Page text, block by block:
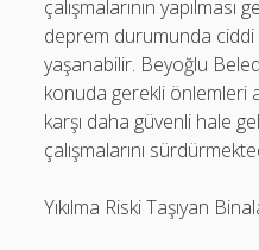
çalışmalarının
deprem durumunda ciddi
yaşanabilir. Beyoğlu
konuda gerekli önlemleri
karşı daha güvenli hale
çalışmalarını
Yıkılma Riski Taşıyan